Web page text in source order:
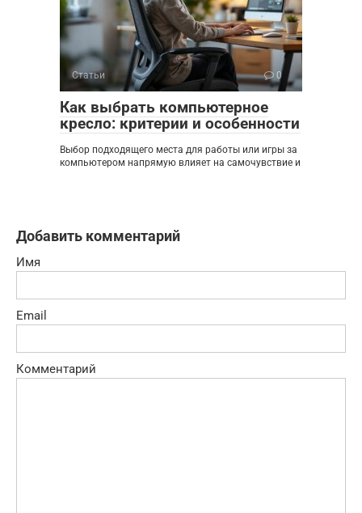
Статьи 0
Как выбрать компьютерное
кресло: критерии и особенности
Выбор подходящего места для работы или игры за
компьютером напрямую влияет на самочувствие и
Добавить комментарий
Имя
Email
Комментарий